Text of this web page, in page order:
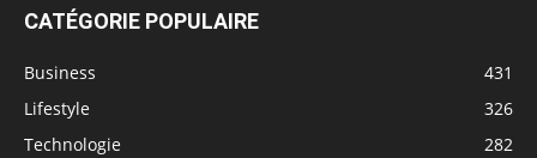
CATÉGORIE POPULAIRE
Business
431
Lifestyle
326
Technologie
282